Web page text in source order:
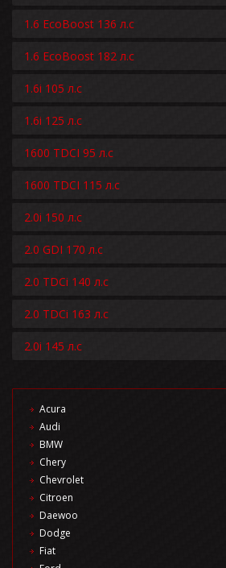
1.6 EcoBoost 136 л.с
1.6 EcoBoost 182 л.с
1.6i 105 л.с
1.6i 125 л.с
1600 TDCI 95 л.с
1600 TDCI 115 л.с
2.0i 150 л.с
2.0 GDI 170 л.с
2.0 TDCi 140 л.с
2.0 TDCi 163 л.с
2.0i 145 л.с
Acura
Audi
BMW
Chery
Chevrolet
Citroen
Daewoo
Dodge
Fiat